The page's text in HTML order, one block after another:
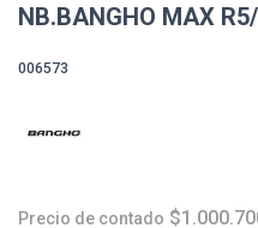
NB.BANGHO MAX
006573
Precio de contado